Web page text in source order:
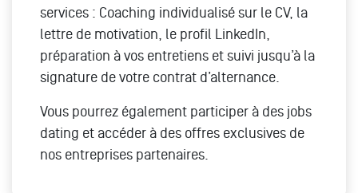
services : Coaching individualisé sur le CV, la
lettre de motivation, le profil LinkedIn,
préparation à vos entretiens et suivi jusqu’à la
signature de votre contrat d’alternance.
Vous pourrez également participer à des jobs
dating et accéder à des offres exclusives de
nos entreprises partenaires.